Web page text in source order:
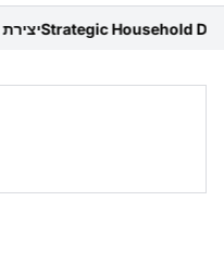
10 Micro-Workflows